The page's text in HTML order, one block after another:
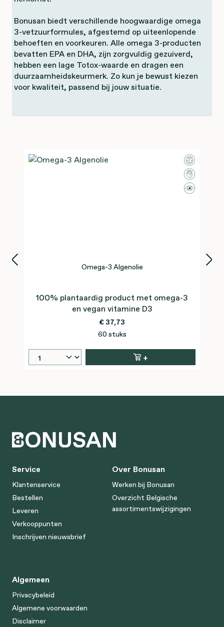
Bonusan biedt verschillende hoogwaardige omega
3-vetzuurformules, afgestemd op uiteenlopende
behoeften en voorkeuren. Alle omega 3-producten
bevatten EPA en DHA, zijn zorgvuldig gezuiverd,
hebben een lage Totox-waarde en dragen een
duurzaamheidskeurmerk. Zo kun je bewust kiezen
voor kwaliteit, passend bij jouw situatie.
Productgalerij overslaan
Omega-3 Algenolie
100% plantaardig product met omega-3
en vegan vitamine D3
€ 37,73
60 stuks
+
Service
Klantenservice
Bestellen
Leveren
Verkooppunten
Inschrijven nieuwsbrief
Over Bonusan
Werken bij Bonusan
Overzicht Belgische
assortimentswijzigingen
Algemeen
Privacybeleid
Algemene voorwaarden
Disclaimer